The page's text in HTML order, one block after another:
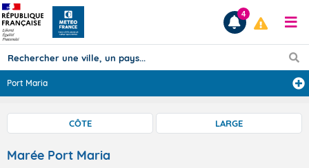
Prévisions
4
Port Maria
CÔTE LARGE
Marée Port Maria